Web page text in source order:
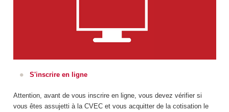
S'inscrire en ligne
Attention, avant de vous inscrire en ligne, vous devez vérifier si
vous êtes assujetti à la CVEC et vous acquitter de la cotisation le